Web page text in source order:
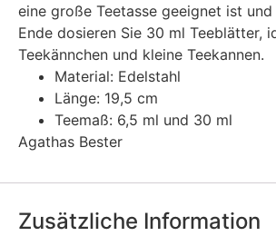
eine große Teetasse geeignet ist
Ende dosieren Sie 30 ml Teeblätter,
Teekännchen und kleine Teekannen.
Material: Edelstahl
Länge: 19,5 cm
Teemaß: 6,5 ml und 30 ml
Agathas Bester
Zusätzliche Information